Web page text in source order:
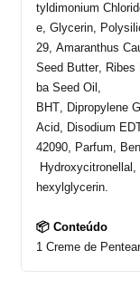
tyldimonium
e, Glycerin,
29, Amaranthus
Seed Butter, Ribes
baSeed Oil ,
BHT, Dipropylene
Acid, Disodium
42090, Parfum,
Hydroxycitronellal ,
hexylglycerin.
📦 Conteúdo
1 Creme de